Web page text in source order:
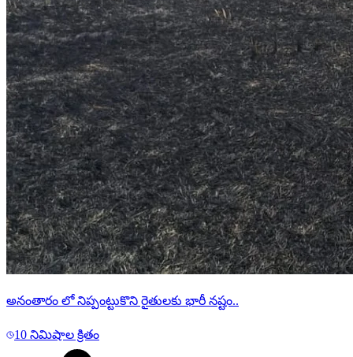
అనంతారం లో నిప్పంట్టుకొని రైతులకు భారీ నష్టం..
10 నిమిషాల క్రితం